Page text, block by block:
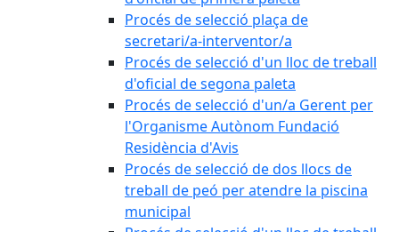
Procés de selecció plaça de
secretari/a-interventor/a
Procés de selecció d'un lloc de treball
d'oficial de segona paleta
Procés de selecció d'un/a Gerent per
l'Organisme Autònom Fundació
Residència d'Avis
Procés de selecció de dos llocs de
treball de peó per atendre la piscina
municipal